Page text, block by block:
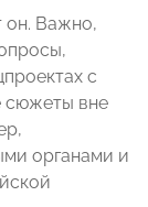
он. Важно,
с
сюжеты вне
органами и